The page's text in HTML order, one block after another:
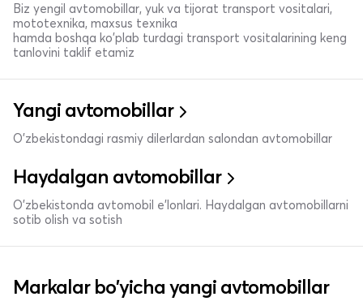
Biz yengil avtomobillar, yuk va tijorat transport vositalari,
mototexnika, maxsus texnika
hamda boshqa ko'plab turdagi transport vositalarining keng
tanlovini taklif etamiz
Yangi avtomobillar
O'zbekistondagi rasmiy dilerlardan salondan avtomobillar
Haydalgan avtomobillar
O'zbekistonda avtomobil e’lonlari. Haydalgan avtomobillarni
sotib olish va sotish
Markalar bo'yicha yangi avtomobillar